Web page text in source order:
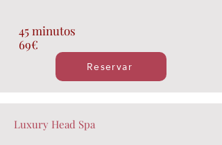
45 minutos
69€
Reservar
Luxury Head Spa